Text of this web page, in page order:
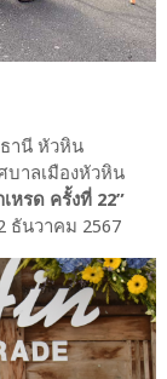
านี หัวหิน
บาลเมืองหัวหิน
หรด ครั้งที่ 22”
ธันวาคม 2567